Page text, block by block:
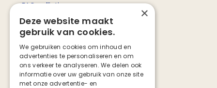
FAQ palliatieve zorg
Betekenis palliatieve zorg
Social media
Facebook
Instagram
TikTok
×
Deze website maakt
gebruik van cookies.
We gebruiken cookies om inhoud en
advertenties te personaliseren en om
ons verkeer te analyseren. We delen ook
informatie over uw gebruik van onze site
met onze advertentie- en